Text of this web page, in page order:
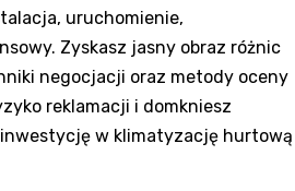
uruchomienie,
Zyskasz jasny obraz różnic
negocjacji oraz metody oceny
reklamacji i domkniesz
w klimatyzację hurtową